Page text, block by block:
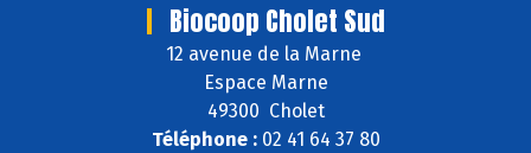
Biocoop Cholet Sud
12 avenue de la Marne
Espace Marne
49300 Cholet
Téléphone :02 41 64 37 80